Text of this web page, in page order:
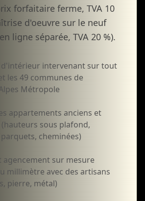
forfaitaire ferme, TVA 10
d'oeuvre sur le neuf
ligne séparée, TVA 20 %).
d'intérieur intervenant sur tout
les 49 communes de
Métropole
appartements anciens et
sous plafond,
cheminées)
agencement sur mesure
millimètre avec des artisans
pierre, métal)